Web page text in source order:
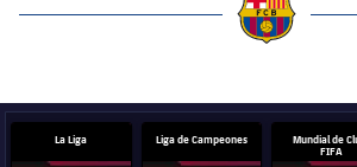
La Liga Liga de Campeones
Mundial de
FIFA